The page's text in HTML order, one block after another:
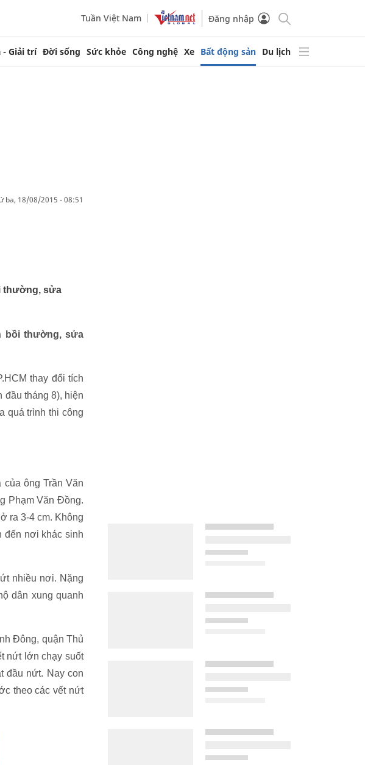
Tuần Việt Nam Đăng nhập
- Giải trí Đời sống Sức khỏe Công nghệ Xe Bất động sản Du lịch
ba, 18/08/2015 - 08:51
thường, sửa
bồi thường, sửa
thay đổi tích
đầu tháng 8), hiện
quá trình thi công
ông Trần Văn
Phạm Văn Đồng.
ra 3-4 cm. Không
đến nơi khác sinh
nhiều nơi. Nặng
dân xung quanh
Đông, quận Thủ
nứt lớn chạy suốt
đầu nứt. Nay con
theo các vết nứt